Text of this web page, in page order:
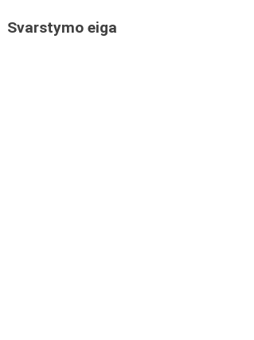
Svarstymo eiga